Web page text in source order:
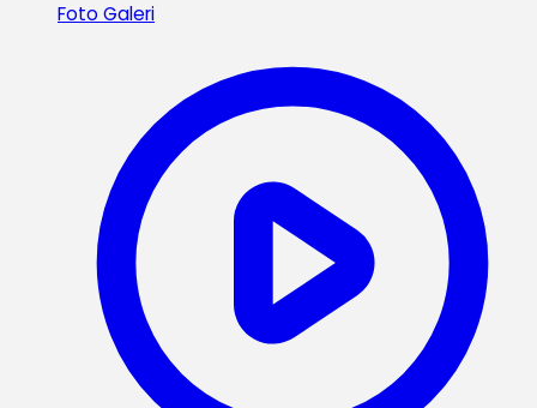
Foto Galeri